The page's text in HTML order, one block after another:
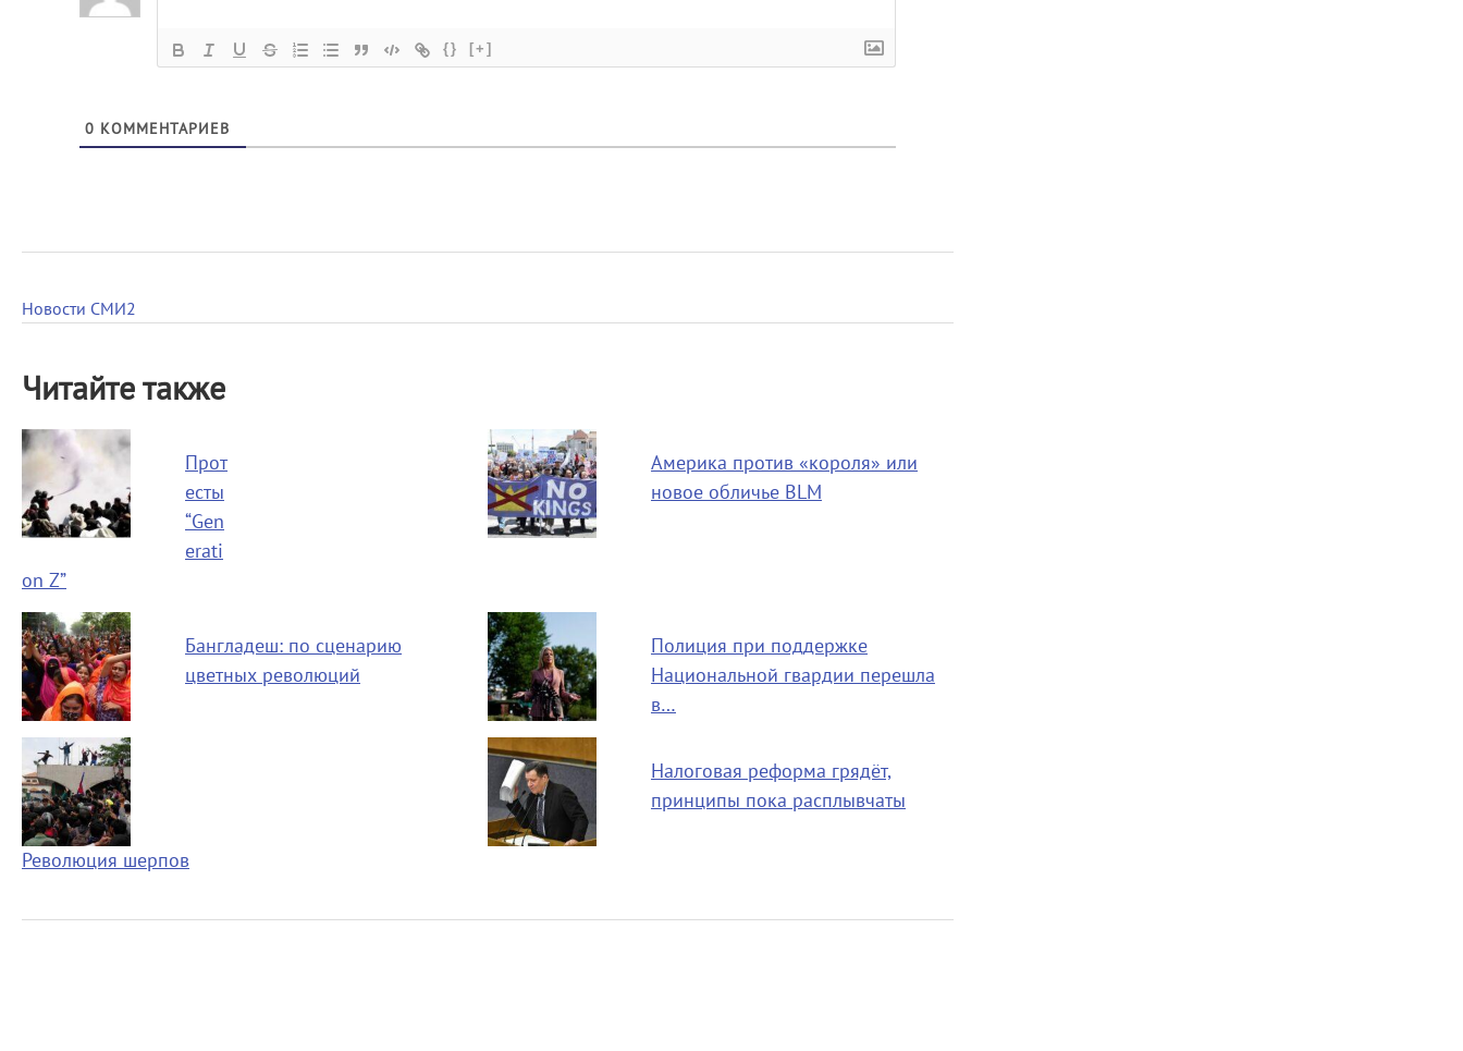
{} [+]
0 КОММЕНТАРИЕВ
Новости СМИ2
Читайте также
Прот
есты
“Gen
erati
on Z”
Америка против «короля» или
новое обличье BLM
Бангладеш: по сценарию
цветных революций
Полиция при поддержке
Национальной гвардии перешла
в…
Революция шерпов
Налоговая реформа грядёт,
принципы пока расплывчаты